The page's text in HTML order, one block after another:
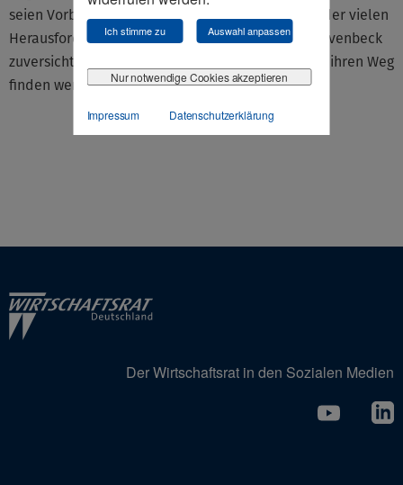
Ich stimme zu Auswahl anpassen
Nur notwendige Cookies akzeptieren
Impressum Datenschutzerklärung
seien Vorbilder für die jüngere Generation. Trotz der vielen
Herausforderungen zeigte sich auch Baumann-Duvenbeck
zuversichtlich, dass die nachfolgende Generation ihren Weg
finden werde.
Der Wirtschaftsrat in den Sozialen Medien